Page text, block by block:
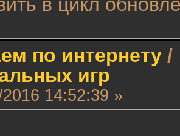
по интернету/
игр
14:52:39 »